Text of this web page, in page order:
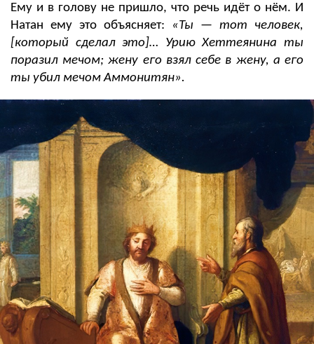
Ему и в голову не пришло, что речь идёт о нём. И
Натан ему это объясняет:
«Ты
— тот человек,
[который сделал это]…
Урию Хеттеянина ты
поразил мечом; жену его взял себе в жену, а его
ты убил мечом Аммонитян».